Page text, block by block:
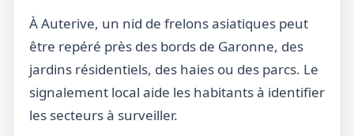
À Auterive, un nid de frelons asiatiques peut
être repéré près des bords de Garonne, des
jardins résidentiels, des haies ou des parcs. Le
signalement local aide les habitants à identifier
les secteurs à surveiller.